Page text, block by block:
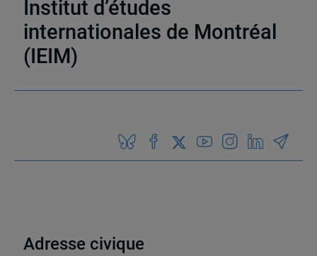
Institut d’études
internationales de Montréal
(IEIM)
Adresse civique